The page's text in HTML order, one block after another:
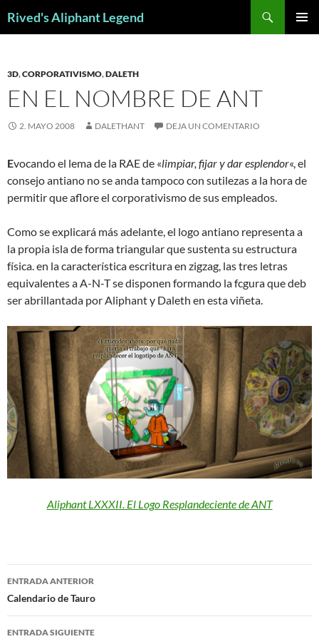
Rived's Aliphant Legend
3D,CORPORATIVISMO,DALETH
EN EL NOMBRE DE ANT
2. MAYO 2008 DALETHANT DEJA UN COMENTARIO
Evocando el lema de la RAE de «limpiar, fijar y dar esplendor«, el
consejo antiano no se anda tampoco con sutilezas a la hora de
permitir que aflore el corporativismo de sus empleados.
Como se explicará más adelante, el logo antiano representa a
la propia isla de forma triangular que sustenta su estructura
física. en la característica escritura en zigzag, las tres letras
equivalentes a A-N-T se disponen formando la fcgura que deb
ser abrillantada por Aliphant y Daleth en esta viñeta.
Aliphant LXXXII. El Logo Resplandeciente de ANT
Navegación
de
entradas
ENTRADA ANTERIOR
Calendario de Tauro
ENTRADA SIGUIENTE